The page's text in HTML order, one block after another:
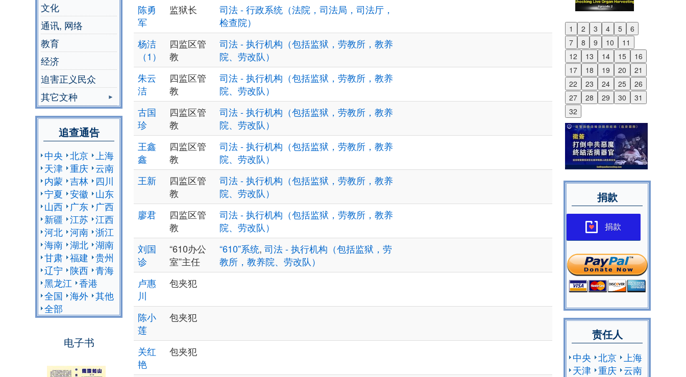
文化
通讯, 网络
教育
经济
迫害正义民众
其它文种
追查通告
中央 北京 上海
天津 重庆 云南
内蒙 吉林
四川
宁夏 安徽
山东
山西
广东
广西
新疆 江苏 江西
河北 河南 浙江
海南 湖北 湖南
甘肃 福建 贵州
辽宁
陕西 青海
黑龙江 香港
全国 海外 其他
全部
电子书
陈勇
军
监狱长
司法 - 行政系统（法院，司法局，司法厅，
检查院）
杨洁
（1）
四监区管
教
司法 - 执行机构（包括监狱，劳教所，教养
院、劳改队）
朱云
洁
四监区管
教
司法 - 执行机构（包括监狱，劳教所，教养
院、劳改队）
古国
珍
四监区管
教
司法 - 执行机构（包括监狱，劳教所，教养
院、劳改队）
王鑫
鑫
四监区管
教
司法 - 执行机构（包括监狱，劳教所，教养
院、劳改队）
王新
四监区管
教
司法 - 执行机构（包括监狱，劳教所，教养
院、劳改队）
廖君
四监区管
教
司法 - 执行机构（包括监狱，劳教所，教养
院、劳改队）
刘国
诊
“610办公
室”主任
“610”系统, 司法 - 执行机构（包括监狱，劳
教所，教养院、劳改队）
卢惠
川
包夹犯
陈小
莲
包夹犯
关红
艳
包夹犯
1 2 3 4 5
6
7
8 9 10
11
12
13 14 15
16
17
18 19 20
21
22
23 24 25
26
27
28 29 30
31
32
Previous
Next
捐款
捐款
责任人
中央 北京
上海
天津 重庆 云南